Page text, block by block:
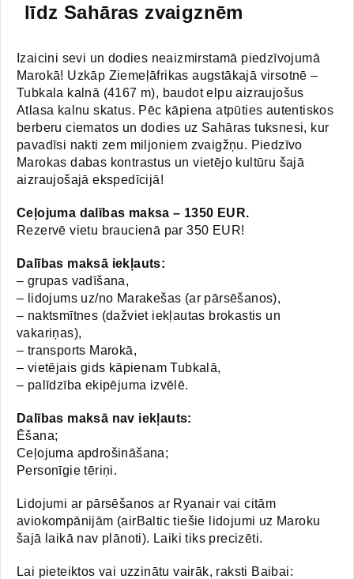
līdz Sahāras zvaigznēm
Izaicini sevi un dodies neaizmirstamā piedzīvojumā
Marokā! Uzkāp Ziemeļāfrikas augstākajā virsotnē –
Tubkala kalnā (4167 m), baudot elpu aizraujošus
Atlasa kalnu skatus. Pēc kāpiena atpūties autentiskos
berberu ciematos un dodies uz Sahāras tuksnesi, kur
pavadīsi nakti zem miljoniem zvaigžņu. Piedzīvo
Marokas dabas kontrastus un vietējo kultūru šajā
aizraujošajā ekspedīcijā!
Ceļojuma dalības maksa – 1350 EUR.
Rezervē vietu braucienā par 350 EUR!
Dalības maksā iekļauts:
– grupas vadīšana,
– lidojums uz/no Marakešas (ar pārsēšanos),
– naktsmītnes (dažviet iekļautas brokastis un
vakariņas),
– transports Marokā,
– vietējais gids kāpienam Tubkalā,
– palīdzība ekipējuma izvēlē.
Dalības maksā nav iekļauts:
Ēšana;
Ceļojuma apdrošināšana;
Personīgie tēriņi.
Lidojumi ar pārsēšanos ar Ryanair vai citām
aviokompānijām (airBaltic tiešie lidojumi uz Maroku
šajā laikā nav plānoti). Laiki tiks precizēti.
Lai pieteiktos vai uzzinātu vairāk, raksti Baibai: